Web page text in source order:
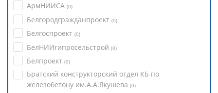
АрмНИИСА (0)
Белгородгражданпроект (0)
Белгоспроект (0)
БелНИИгипросельстрой (0)
Белпроект (0)
Братский конструкторский отдел КБ по
железобетону им.А.А.Якушева (0)